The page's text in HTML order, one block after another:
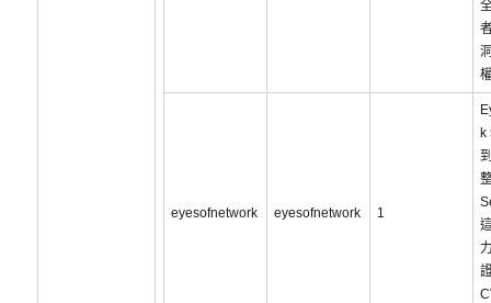
eyesofnetwork eyesofnetwork 1
k